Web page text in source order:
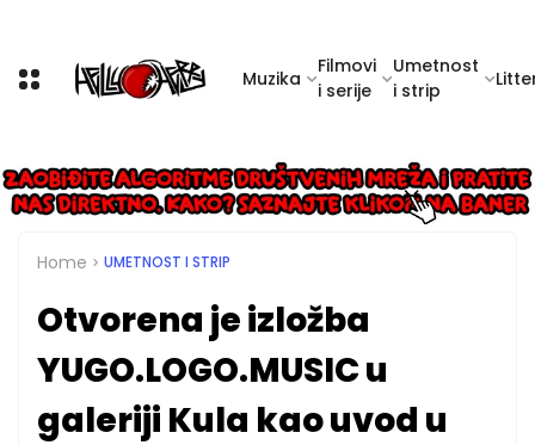
Muzika
Filmovi
i serije
Umetnost
i strip
Home UMETNOST I STRIP
Otvorena je izložba
YUGO.LOGO.MUSIC u
galeriji Kula kao uvod u